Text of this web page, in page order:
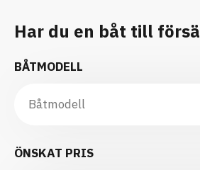
Har du en båt till
BÅTMODELL
ÖNSKAT PRIS